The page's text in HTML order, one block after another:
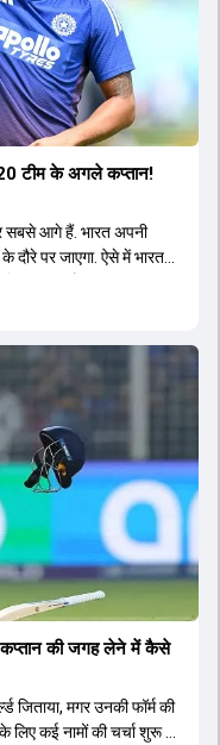
टीम के अगले कप्तान!
सबसे आगे हैं. भारत अपनी
पर जाएगा. ऐसे में भारत
सकता है.
कप्तान की जगह लेने में कैसे
जिताया, मगर उनकी फॉर्म की
कई नामों की चर्चा शुरू हो